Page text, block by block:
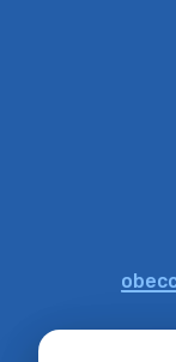
Zber
Szeparált
Oznamujeme
prebehne
obyvateľov,
večer vopred,
4. augusta
Oznámenie
elektri…
Oznamujeme
niektorých
distribúcie